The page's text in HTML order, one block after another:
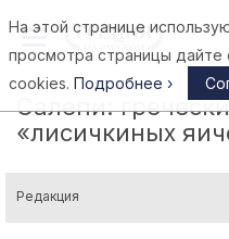
Салепи:
«лисичкиных
Редакция
На этой странице
просмотра страницы дайте
cookies. Подробнее ›